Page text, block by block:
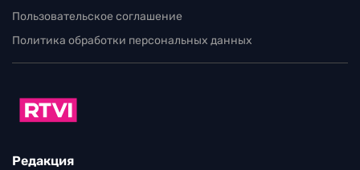
Пользовательское соглашение
Политика обработки персональных данных
Редакция